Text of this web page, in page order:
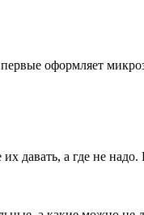
оформляет
давать, а где не